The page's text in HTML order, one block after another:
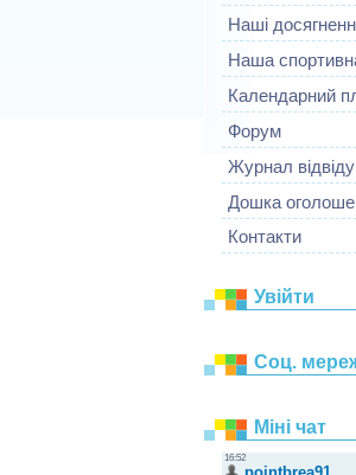
Наші
Наша
Календарний
Форум
Журнал
Дошка
Контакти
Увійти
Соц.
Міні чат